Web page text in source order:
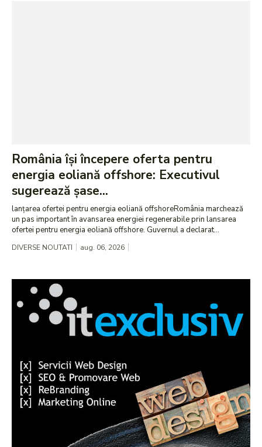
România își începere oferta pentru
energia eoliană offshore: Executivul
sugerează șase...
lanțarea ofertei pentru energia eoliană offshoreRomânia marchează
un pas important în avansarea energiei regenerabile prin lansarea
ofertei pentru energia eoliană offshore. Guvernul a declarat...
DIVERSE NOUTATI aug. 06, 2026